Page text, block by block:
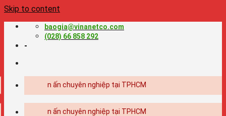
Skip to content
baogia@vinanetco.com
(028) 66 858 292
-
kế - in ấn chuyên nghiệp tại TPHCM
kế - in ấn chuyên nghiệp tại TPHCM